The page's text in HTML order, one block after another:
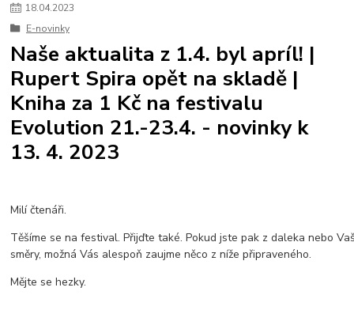
18.04.2023
E-novinky
Naše aktualita z 1.4. byl apríl! |
Rupert Spira opět na skladě |
Kniha za 1 Kč na festivalu
Evolution 21.-23.4. - novinky k
13. 4. 2023
Milí čtenáři.
Těšíme se na festival. Přijďte také. Pokud jste pak z daleka nebo
směry, možná Vás alespoň zaujme něco z níže připraveného.
Mějte se hezky.